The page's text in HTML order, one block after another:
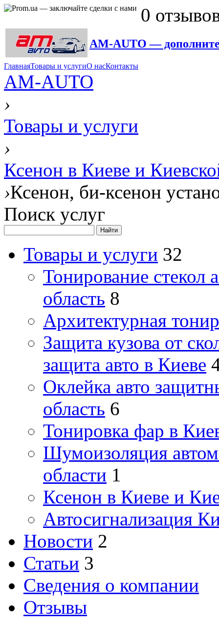
0
AM-AUTO —
ГлавнаяТовары и услугиО насКонтакты
AM-AUTO
›
Товары и услуги
›
Ксенон в Киеве и
›Ксенон, би-ксенон
Поиск услуг
Товары и услуги 32
Тонирование стекол
область 8
Архитектурная
Защита кузова от
защита авто в Киеве
Оклейка авто
область 6
Тонировка фар в
Шумоизоляция
области 1
Ксенон в Киеве и
Автосигнализация
Новости 2
Статьи 3
Сведения о компании
Отзывы